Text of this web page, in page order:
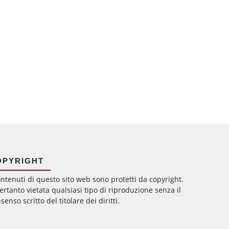
di questo sito web sono protetti da copyright.
vietata qualsiasi tipo di riproduzione senza il
scritto del titolare dei diritti.